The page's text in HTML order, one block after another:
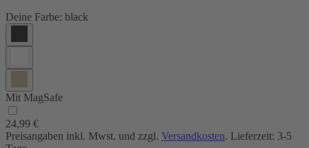
Deine Farbe: black
Mit MagSafe
24,99 €
Preisangaben inkl. Mwst. und zzgl. Versandkosten. Lieferzeit: 3-5